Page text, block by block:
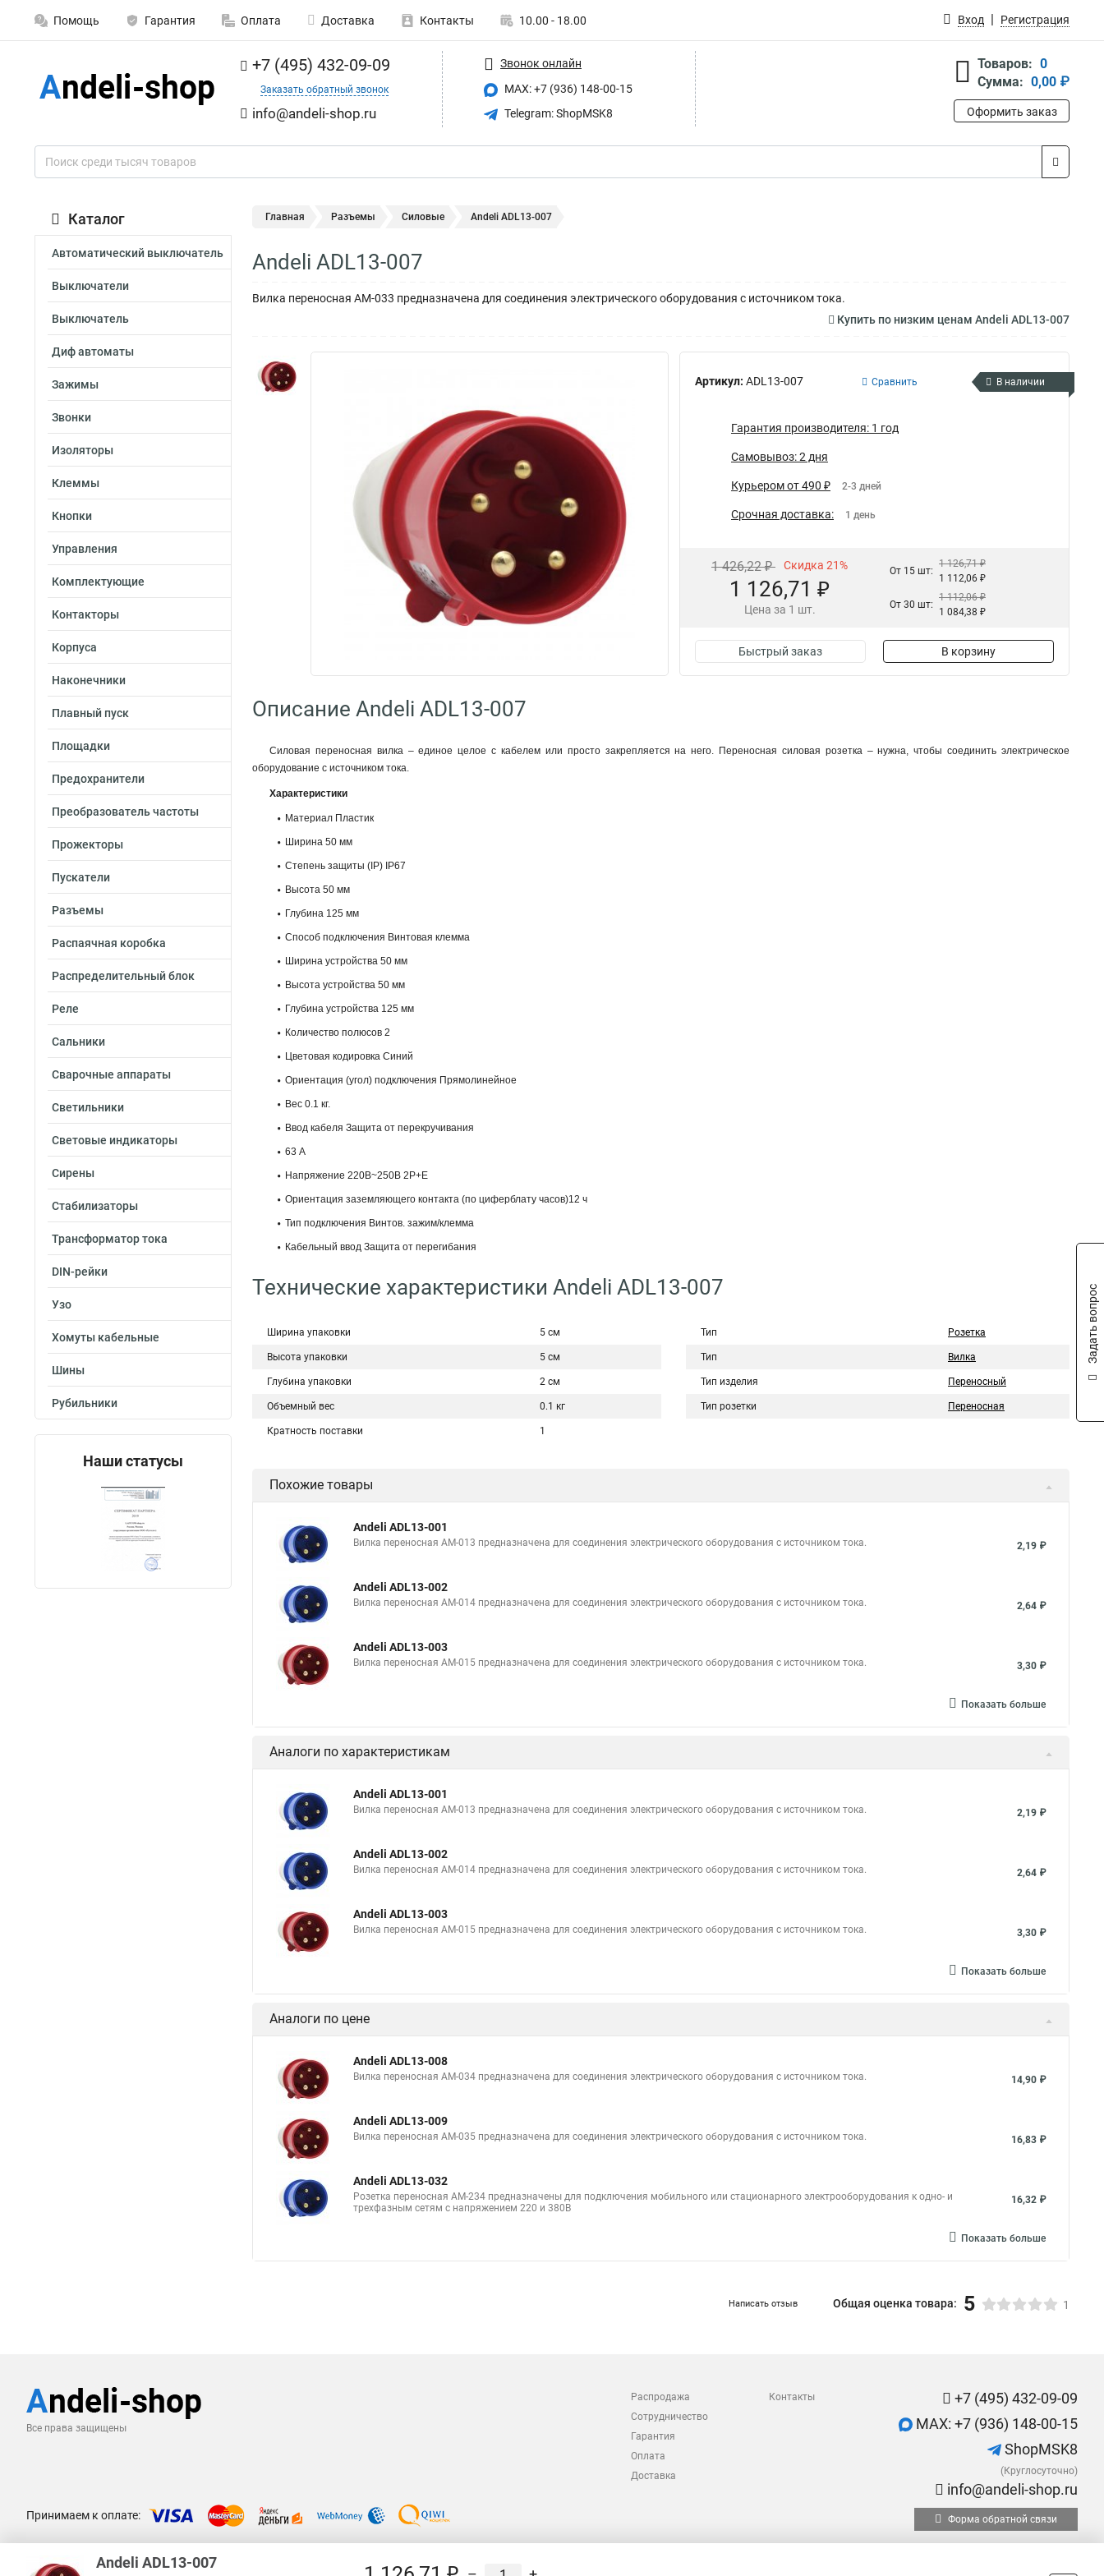
Помощь Гарантия Оплата Доставка Контакты 10.00 - 18.00 Вход Регистрация
+7 (495) 432-09-09
Заказать обратный звонок
info@andeli-shop.ru
Звонок онлайн
MAX: +7 (936) 148-00-15
Telegram: ShopMSK8
Товаров: 0
Сумма: 0,00 ₽
Оформить заказ
Каталог
Автоматический выключатель
Выключатели
Выключатель
Диф автоматы
Зажимы
Звонки
Изоляторы
Клеммы
Кнопки
Управления
Комплектующие
Контакторы
Корпуса
Наконечники
Плавный пуск
Площадки
Предохранители
Преобразователь частоты
Прожекторы
Пускатели
Разъемы
Распаячная коробка
Распределительный блок
Реле
Сальники
Сварочные аппараты
Светильники
Световые индикаторы
Сирены
Стабилизаторы
Трансформатор тока
DIN-рейки
Узо
Хомуты кабельные
Шины
Рубильники
Наши статусы
Главная Разъемы Силовые Andeli ADL13-007
Andeli ADL13-007
Вилка переносная AM-033 предназначена для соединения электрического оборудования с источником тока.
Купить по низким ценам Andeli ADL13-007
Артикул: ADL13-007 Сравнить В наличии
Гарантия производителя: 1 год
Самовывоз: 2 дня
Курьером от 490 ₽ 2-3 дней
Срочная доставка: 1 день
1 426,22 ₽ Скидка 21%
1 126,71 ₽
Цена за 1 шт.
От 15 шт:
1 126,71 ₽
1 112,06 ₽
От 30 шт:
1 112,06 ₽
1 084,38 ₽
Быстрый заказ В корзину
Описание Andeli ADL13-007
Силовая переносная вилка – единое целое с кабелем или просто закрепляется на него. Переносная силовая розетка – нужна, чтобы соединить электрическое
оборудование с источником тока.
Характеристики
Материал Пластик
Ширина 50 мм
Степень защиты (IP) IP67
Высота 50 мм
Глубина 125 мм
Способ подключения Винтовая клемма
Ширина устройства 50 мм
Высота устройства 50 мм
Глубина устройства 125 мм
Количество полюсов 2
Цветовая кодировка Синий
Ориентация (угол) подключения Прямолинейное
Вес 0.1 кг.
Ввод кабеля Защита от перекручивания
63 А
Напряжение 220В~250В 2P+E
Ориентация заземляющего контакта (по циферблату часов)12 ч
Тип подключения Винтов. зажим/клемма
Кабельный ввод Защита от перегибания
Технические характеристики Andeli ADL13-007
Ширина упаковки 5 см
Высота упаковки 5 см
Глубина упаковки 2 см
Объемный вес 0.1 кг
Кратность поставки 1
Тип Розетка
Тип Вилка
Тип изделия Переносный
Тип розетки Переносная
Похожие товары
Andeli ADL13-001
Вилка переносная AM-013 предназначена для соединения электрического оборудования с источником тока. 2,19 ₽
Andeli ADL13-002
Вилка переносная AM-014 предназначена для соединения электрического оборудования с источником тока. 2,64 ₽
Andeli ADL13-003
Вилка переносная AM-015 предназначена для соединения электрического оборудования с источником тока. 3,30 ₽
Показать больше
Аналоги по характеристикам
Andeli ADL13-001
Вилка переносная AM-013 предназначена для соединения электрического оборудования с источником тока. 2,19 ₽
Andeli ADL13-002
Вилка переносная AM-014 предназначена для соединения электрического оборудования с источником тока. 2,64 ₽
Andeli ADL13-003
Вилка переносная AM-015 предназначена для соединения электрического оборудования с источником тока. 3,30 ₽
Показать больше
Аналоги по цене
Andeli ADL13-008
Вилка переносная AM-034 предназначена для соединения электрического оборудования с источником тока. 14,90 ₽
Andeli ADL13-009
Вилка переносная AM-035 предназначена для соединения электрического оборудования с источником тока. 16,83 ₽
Andeli ADL13-032
Розетка переносная AM-234 предназначены для подключения мобильного или стационарного электрооборудования к одно- и
трехфазным сетям с напряжением 220 и 380В
16,32 ₽
Показать больше
Написать отзыв Общая оценка товара: 5 1
Все права защищены
Распродажа
Сотрудничество
Гарантия
Оплата
Доставка
Контакты
+7 (495) 432-09-09
MAX: +7 (936) 148-00-15
ShopMSK8
(Круглосуточно)
info@andeli-shop.ru
Принимаем к оплате: Форма обратной связи
Andeli ADL13-007
Задать вопрос